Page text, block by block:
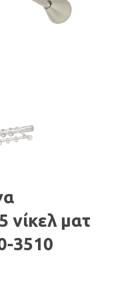
νίκελ ματ
3510